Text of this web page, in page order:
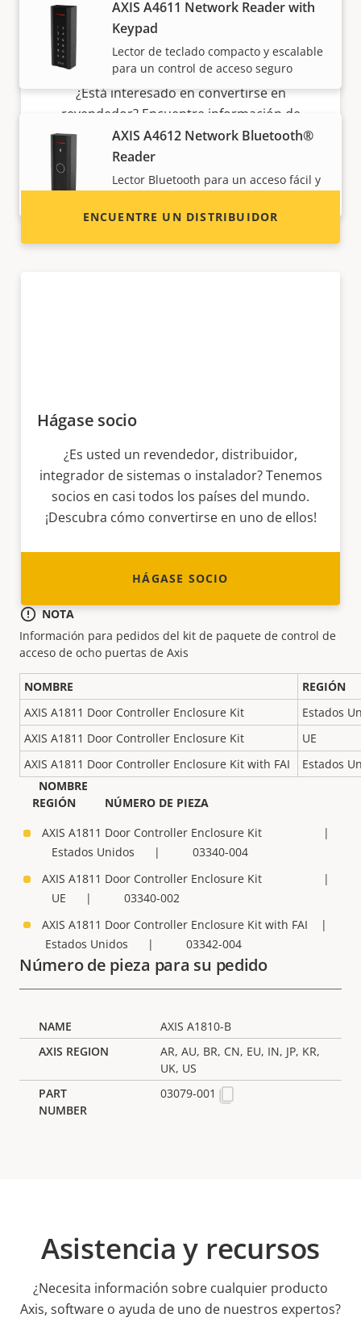
AXIS A4611 Network Reader with
Keypad
Lector de teclado compacto y escalable
para un control de acceso seguro
AXIS A4612 Network Bluetooth®
Reader
Lector Bluetooth para un acceso fácil y
¿Quiere vender productos Axis?
¿Está interesado en convertirse en
revendedor? Encuentre información de
contacto de distribuidores de productos y
sistemas Axis.
ENCUENTRE UN DISTRIBUIDOR
Hágase socio
¿Es usted un revendedor, distribuidor,
integrador de sistemas o instalador? Tenemos
socios en casi todos los países del mundo.
¡Descubra cómo convertirse en uno de ellos!
HÁGASE SOCIO
NOTA
Información para pedidos del kit de paquete de control de
acceso de ocho puertas de Axis
NOMBRE
REGIÓN
AXIS A1811 Door Controller Enclosure Kit
Estados
AXIS A1811 Door Controller Enclosure Kit
UE
AXIS A1811 Door Controller Enclosure Kit with FAI
Estados
NOMBRE
REGIÓN NÚMERO DE PIEZA
AXIS A1811 Door Controller Enclosure Kit |
Estados Unidos | 03340-004
AXIS A1811 Door Controller Enclosure Kit |
UE | 03340-002
AXIS A1811 Door Controller Enclosure Kit with FAI |
Estados Unidos | 03342-004
Número de pieza para su pedido
AXIS A1810-B
AR, AU, BR, CN, EU, IN, JP, KR,
UK, US
03079-001
Asistencia y recursos
¿Necesita información sobre cualquier producto
Axis, software o ayuda de uno de nuestros expertos?